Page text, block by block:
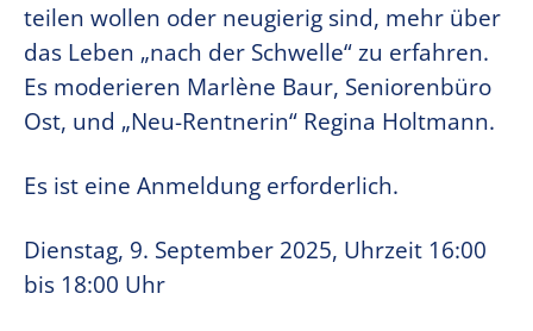
teilen wollen oder neugierig sind, mehr über
das Leben „nach der Schwelle“ zu erfahren.
Es moderieren Marlène Baur, Seniorenbüro
Ost, und „Neu-Rentnerin“ Regina Holtmann.
Es ist eine Anmeldung erforderlich.
Dienstag, 9. September 2025, Uhrzeit 16:00
bis 18:00 Uhr